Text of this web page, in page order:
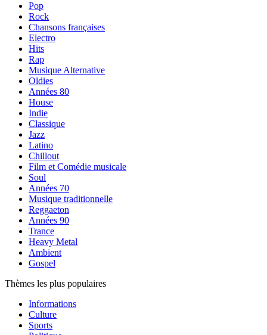
Pop
Rock
Chansons françaises
Electro
Hits
Rap
Musique Alternative
Oldies
Années 80
House
Indie
Classique
Jazz
Latino
Chillout
Film et Comédie musicale
Soul
Années 70
Musique traditionnelle
Reggaeton
Années 90
Trance
Heavy Metal
Ambient
Gospel
Thèmes les plus populaires
Informations
Culture
Sports